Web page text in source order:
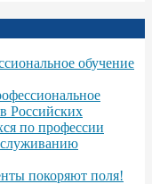
обучение
Российских
по профессии
покоряют поля!